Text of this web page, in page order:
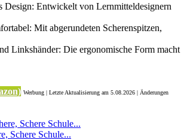
Design: Entwickelt von Lernmitteldesignern
Mit abgerundeten Scherenspitzen,
Linkshänder: Die ergonomische Form macht
Werbung | Letzte Aktualisierung am 5.08.2026 | Änderungen
Schere Schule...